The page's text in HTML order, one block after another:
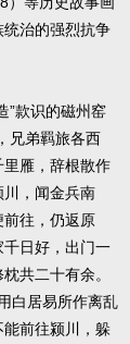
治的强烈抗争
款识的磁州窑
兄弟羁旅各西
雁，辞根散作
，闻金兵南
往，仍返原
日好，出门一
共二十有余。
白居易所作离乱
前往颍川，躲